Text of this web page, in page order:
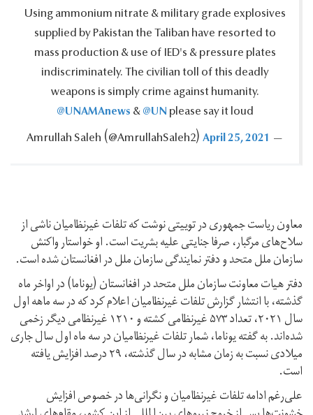
Using ammonium nitrate & military grade explosives
supplied by Pakistan the Taliban have resorted to
mass production & use of IED's & pressure plates
indiscriminately.‎ The civilian toll of this deadly
weapons is simply crime against humanity.‎
@UNAMAnews&@UNplease say it loud
— Amrullah Saleh ‪(@AmrullahSaleh2)‬
April 25, 2021
معاون ریاست جمهوری در توییتی نوشت که تلفات غیرنظامیان ناشی از
سلاح‌های مرگبار، صرفا جنایتی علیه بشریت است. او خواستار واکنش
سازمان ملل متحد و دفتر نمایندگی سازمان ملل در افغانستان شده است.
دفتر هیات معاونت سازمان ملل متحد در افغانستان (یوناما) در اواخر ماه
گذشته، با انتشار گزارش تلفات غیرنظامیان اعلام کرد که در سه ماهه اول
سال ۲۰۲۱، تعداد ۵۷۳ غیرنظامی کشته و ۱۲۱۰ غیرنظامی دیگر زخمی
شده‌اند. به گفته یوناما، شمار تلفات غیرنظامیان در سه ماه اول سال جاری
میلادی نسبت به زمان مشابه در سال گذشته، ۲۹ درصد افزایش یافته
است.
علی‌رغم ادامه تلفات غیرنظامیان و نگرانی‌ها در خصوص افزایش